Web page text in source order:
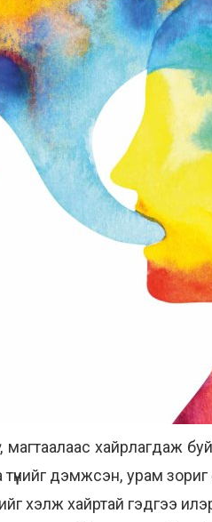
хайрлагдаж
дэмжсэн, урам зориг
хэлж хайртай гэдгээ